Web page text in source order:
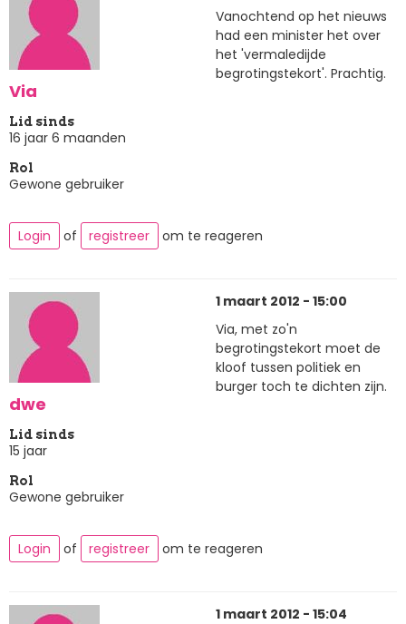
Via
Lid sinds
16 jaar 6 maanden
Rol
Gewone gebruiker
Vanochtend op het nieuws
had een minister het over
het 'vermaledijde
begrotingstekort'. Prachtig.
Login of registreer om te reageren
dwe
Lid sinds
15 jaar
Rol
Gewone gebruiker
1 maart 2012 - 15:00
Via, met zo'n
begrotingstekort moet de
kloof tussen politiek en
burger toch te dichten zijn.
Login of registreer om te reageren
1 maart 2012 - 15:04